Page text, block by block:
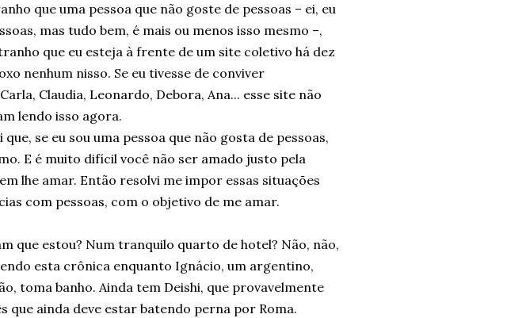
que uma pessoa que não goste de pessoas – ei, eu
mas tudo bem, é mais ou menos isso mesmo –,
que eu esteja à frente de um site coletivo há dez
nenhum nisso. Se eu tivesse de conviver
Claudia, Leonardo, Debora, Ana... esse site não
lendo isso agora.
se eu sou uma pessoa que não gosta de pessoas,
E é muito difícil você não ser amado justo pela
lhe amar. Então resolvi me impor essas situações
com pessoas, com o objetivo de me amar.
que estou? Num tranquilo quarto de hotel? Não, não,
esta crônica enquanto Ignácio, um argentino,
toma banho. Ainda tem Deishi, que provavelmente
que ainda deve estar batendo perna por Roma.